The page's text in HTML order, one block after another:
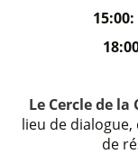
15:00:
Le Cercle de la
lieu de
de